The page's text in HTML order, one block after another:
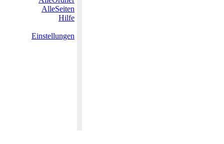
AlleSeiten
Hilfe
Einstellungen